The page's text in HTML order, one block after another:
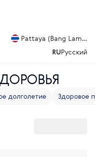
Pattaya (Bang
RUРусский
долголетие
Здоровое